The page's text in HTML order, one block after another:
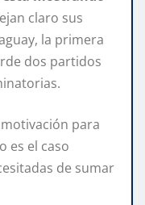
claro sus
la primera
dos partidos
para
es el caso
de sumar